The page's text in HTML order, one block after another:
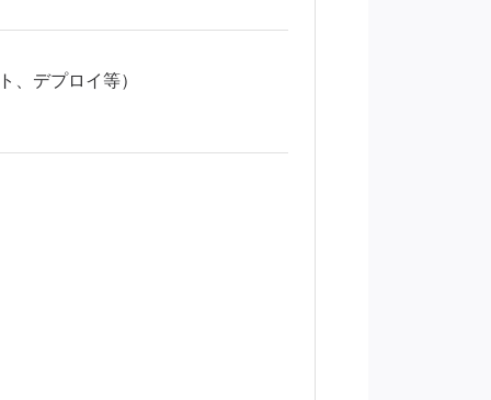
、デプロイ等）